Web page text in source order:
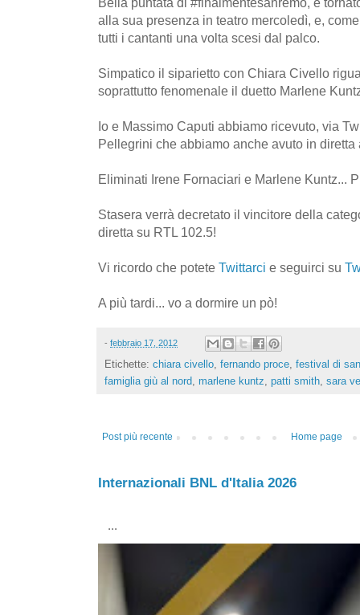
alla sua presenza in teatro mercoledì, e,
tutti i cantanti una volta scesi dal palco.
Simpatico il siparietto con Chiara Civello
soprattutto fenomenale il duetto Marlene
Io e Massimo Caputi abbiamo ricevuto, via
Pellegrini che abbiamo anche avuto in
Eliminati Irene Fornaciari e Marlene Kuntz...
Stasera verrà decretato il vincitore della
diretta su RTL 102.5!
Vi ricordo che potete Twittarci e seguirci su
A più tardi... vo a dormire un pò!
- febbraio 17, 2012
Etichette: chiara civello, fernando proce, festival di
famiglia giù al nord, marlene kuntz, patti smith, sara
Post più recente Home page
Internazionali BNL d'Italia 2026
...